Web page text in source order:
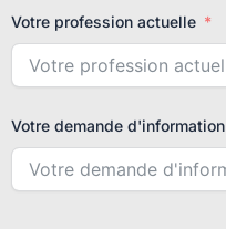
Votre profession actuelle
Votre demande d'information